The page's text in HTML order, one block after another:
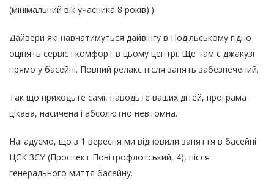
(мінімальний вік учасника 8 років).).
Дайвери які навчатимуться дайвінгу в Подільському гідно
оцінять сервіс і комфорт в цьому центрі. Ще там є джакузі
прямо у басейні. Повний релакс після занять забезпечений.
Так що приходьте самі, наводьте ваших дітей, програма
цікава, насичена і абсолютно невтомна.
Нагадуємо, що з 1 вересня ми відновили заняття в басейні
ЦСК ЗСУ (Проспект Повітрофлотський, 4), після
генерального миття басейну.